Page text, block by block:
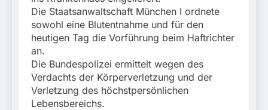
Die Staatsanwaltschaft München I ordnete
sowohl eine Blutentnahme und für den
heutigen Tag die Vorführung beim Haftrichter
an.
Die Bundespolizei ermittelt wegen des
Verdachts der Körperverletzung und der
Verletzung des höchstpersönlichen
Lebensbereichs.